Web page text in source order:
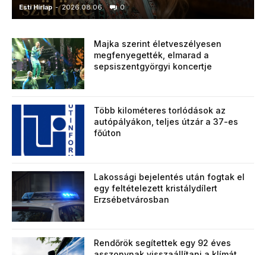
Esti Hírlap - 2026.08.06. 0
Majka szerint életveszélyesen
megfenyegették, elmarad a
sepsiszentgyörgyi koncertje
Több kilométeres torlódások az
autópályákon, teljes útzár a 37-es
főúton
Lakossági bejelentés után fogtak el
egy feltételezett kristálydílert
Erzsébetvárosban
Rendőrök segítettek egy 92 éves